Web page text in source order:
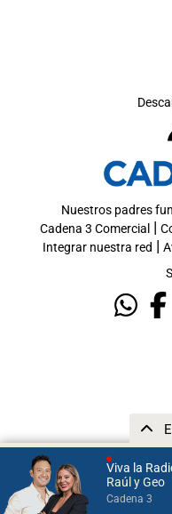
Viva la
Raúl y Geo
Cadena 3
Nuestros padres
Cadena 3 Comercial |
Integrar nuestra red |